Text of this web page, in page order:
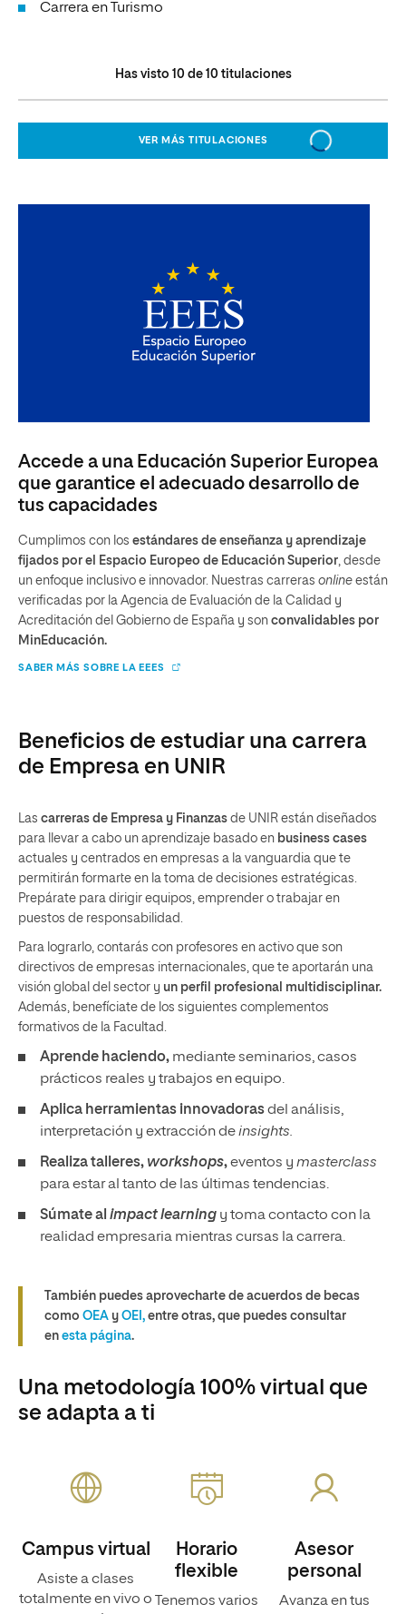
Carrera en Turismo
Has visto 10 de 10 titulaciones
VER MÁS TITULACIONES
Accede a una Educación Superior Europea
que garantice el adecuado desarrollo de
tus capacidades
Cumplimos con los estándares de enseñanza y aprendizaje
fijados por el Espacio Europeo de Educación Superior, desde
un enfoque inclusivo e innovador. Nuestras carreras online están
verificadas por la Agencia de Evaluación de la Calidad y
Acreditación del Gobierno de España y son convalidables por
MinEducación.
SABER MÁS SOBRE LA EEES
Beneficios de estudiar una carrera
de Empresa en UNIR
Las carreras de Empresa y Finanzas de UNIR están diseñados
para llevar a cabo un aprendizaje basado en business cases
actuales y centrados en empresas a la vanguardia que te
permitirán formarte en la toma de decisiones estratégicas.
Prepárate para dirigir equipos, emprender o trabajar en
puestos de responsabilidad.
Para lograrlo, contarás con profesores en activo que son
directivos de empresas internacionales, que te aportarán una
visión global del sector y un perfil profesional multidisciplinar.
Además, benefíciate de los siguientes complementos
formativos de la Facultad.
Aprende haciendo, mediante seminarios, casos
prácticos reales y trabajos en equipo.
Aplica herramientas innovadorasdel análisis,
interpretación y extracción deinsights.
Realiza talleres, workshops,eventos y masterclass
para estar al tanto de las últimas tendencias.
Súmate al impact learning y toma contacto con la
realidad empresaria mientras cursas la carrera.
También puedes aprovecharte de acuerdos de becas
como OEA y OEI, entre otras, que puedes consultar
en esta página.
Una metodología 100% virtual que
se adapta a ti
Campus virtual
Asiste a clases
totalmente en vivo o
Horario
flexible
Tenemos varios
Asesor
personal
Avanza en tus